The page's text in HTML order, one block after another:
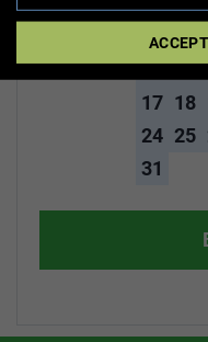
3
4
10 11
17 18
24 25
31